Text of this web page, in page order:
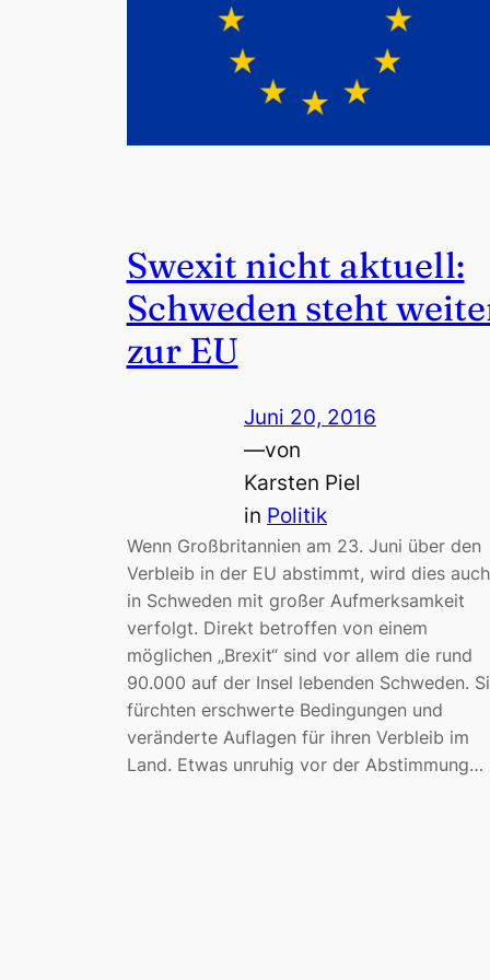
Swexit nicht aktuell:
Schweden steht
zur EU
Juni 20, 2016
—von
Karsten Piel
in Politik
Wenn Großbritannien am 23. Juni über den
Verbleib in der EU abstimmt, wird dies auch
in Schweden mit großer Aufmerksamkeit
verfolgt. Direkt betroffen von einem
möglichen „Brexit“ sind vor allem die rund
90.000 auf der Insel lebenden Schweden.
fürchten erschwerte Bedingungen und
veränderte Auflagen für ihren Verbleib im
Land. Etwas unruhig vor der Abstimmung…